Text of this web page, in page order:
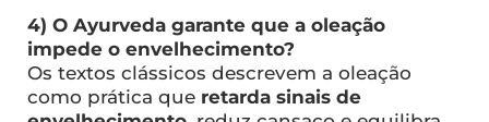
4) O Ayurveda garante que a oleação
impede o envelhecimento?
Os textos clássicos descrevem a oleação
como prática que retarda sinais de